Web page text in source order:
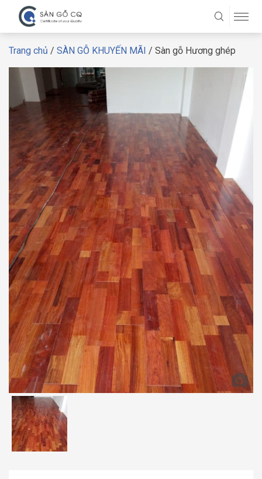
Trang chủ / SÀN GỖ KHUYẾN MÃI / Sàn gỗ Hương ghép